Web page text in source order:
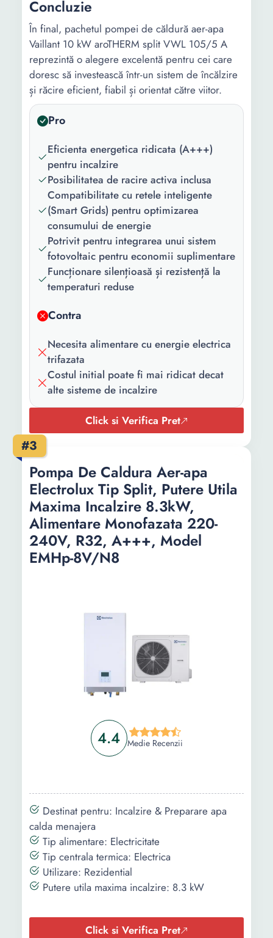
Concluzie
În final, pachetul pompei de căldură aer-apa
Vaillant 10 kW aroTHERM split VWL 105/5 A
reprezintă o alegere excelentă pentru cei care
doresc să investească într-un sistem de încălzire
și răcire eficient, fiabil și orientat către viitor.
Pro
Eficienta energetica ridicata (A+++)
pentru incalzire
Posibilitatea de racire activa inclusa
Compatibilitate cu retele inteligente
(Smart Grids) pentru optimizarea
consumului de energie
Potrivit pentru integrarea unui sistem
fotovoltaic pentru economii suplimentare
Funcționare silențioasă și rezistență la
temperaturi reduse
Contra
Necesita alimentare cu energie electrica
trifazata
Costul initial poate fi mai ridicat decat
alte sisteme de incalzire
Click si Verifica Pret
#3
4.4 Medie Recenzii
Pompa De Caldura Aer-apa
Electrolux Tip Split, Putere Utila
Maxima Incalzire 8.3kW,
Alimentare Monofazata 220-
240V, R32, A+++, Model
EMHp-8V/N8
Destinat pentru: Incalzire & Preparare apa
calda menajera
Tip alimentare: Electricitate
Tip centrala termica: Electrica
Utilizare: Rezidential
Putere utila maxima incalzire: 8.3 kW
Click si Verifica Pret